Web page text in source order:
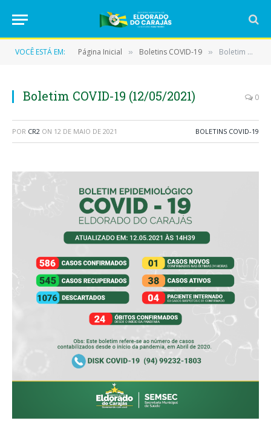
VOCÊ ESTÁ EM: Página Inicial » Boletins COVID-19 » Boletim COVID-19 (12/05/2021)
Boletim COVID-19 (12/05/2021) 0
POR CR2 ON 12 DE MAIO DE 2021 BOLETINS COVID-19